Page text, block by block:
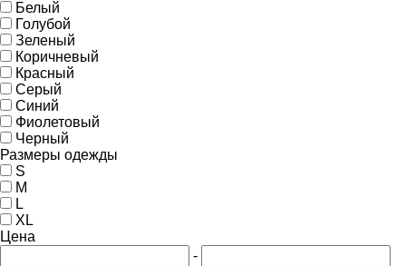
Белый
Голубой
Зеленый
Коричневый
Красный
Серый
Синий
Фиолетовый
Черный
Размеры одежды
S
M
L
XL
Цена
-